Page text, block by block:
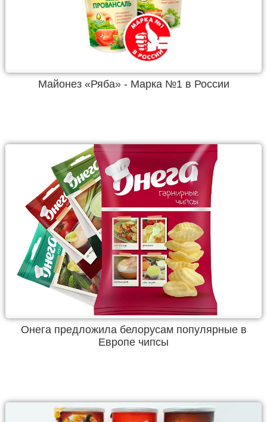
Майонез «Ряба» - Марка №1 в России
Онега предложила белорусам популярные в
Европе чипсы